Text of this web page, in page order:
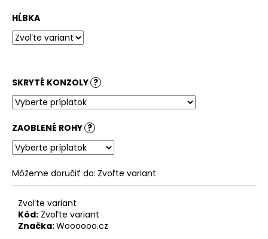
HĹBKA
SKRYTÉ KONZOLY ?
ZAOBLENÉ ROHY ?
Môžeme doručiť do: Zvoľte variant
Zvoľte variant
Kód: Zvoľte variant
Značka:Woooooo.cz
PRÍRODNÝ
180,51
€